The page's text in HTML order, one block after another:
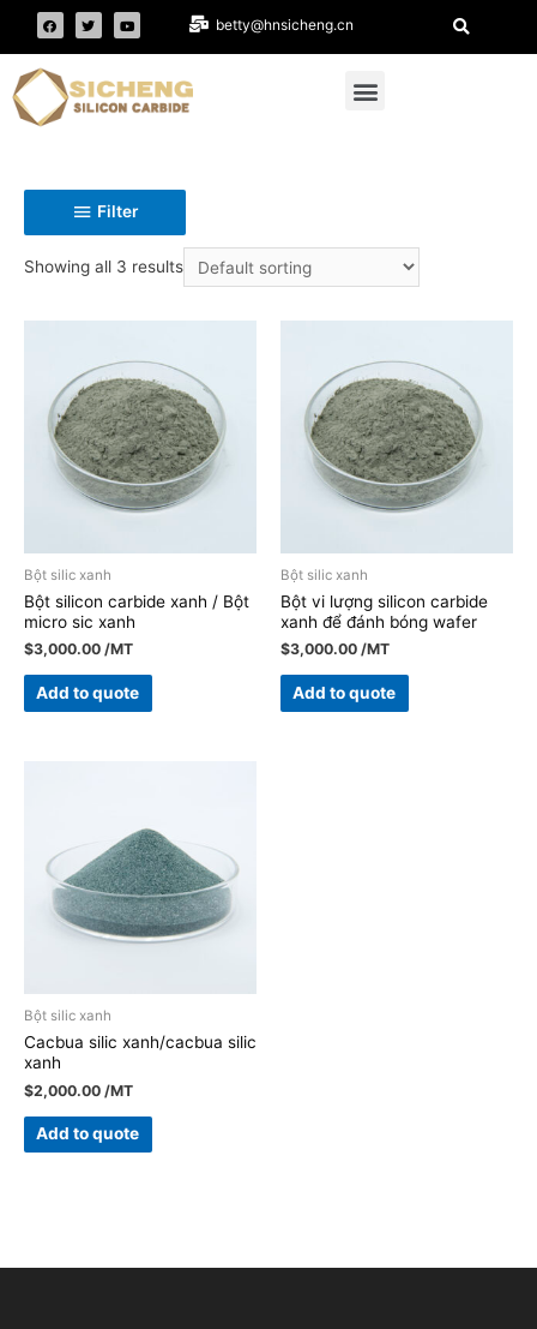
betty@hnsicheng.cn
Filter
Showing all 3 results
Bột silic xanh
Bột silicon carbide xanh / Bột
micro sic xanh
$3,000.00 /MT
Add to quote
Bột silic xanh
Bột vi lượng silicon carbide
xanh để đánh bóng wafer
$3,000.00 /MT
Add to quote
Bột silic xanh
Cacbua silic xanh/cacbua silic
xanh
$2,000.00 /MT
Add to quote